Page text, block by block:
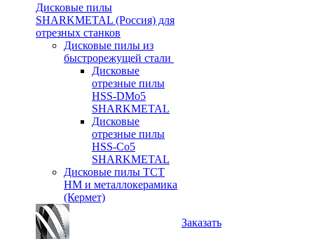
Дисковые пилы
SHARKMETAL (Россия) для
отрезных станков
Дисковые пилы из
быстрорежущей стали
Дисковые
отрезные пилы
HSS-DMo5
SHARKMETAL
Дисковые
отрезные пилы
HSS-Co5
SHARKMETAL
Дисковые пилы ТСТ
НМ и металлокерамика
(Кермет)
Заказать